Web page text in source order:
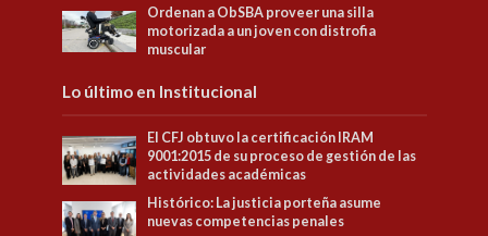
Ordenan a ObSBA proveer una silla
motorizada a un joven con distrofia
muscular
Lo último en Institucional
El CFJ obtuvo la certificación IRAM
9001:2015 de su proceso de gestión de las
actividades académicas
Histórico: La justicia porteña asume
nuevas competencias penales